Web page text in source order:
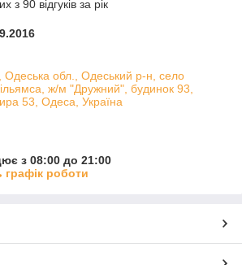
з 90 відгуків за рік
Одеська обл., Одеський р-н, село
ж/м "Дружний", будинок 93,
53, Одеса, Україна
з 08:00 до 21:00
графік роботи